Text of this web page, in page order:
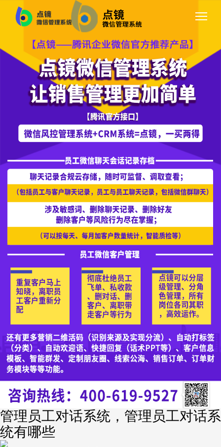
管理员工对话系统，管理员工对话系
统有哪些